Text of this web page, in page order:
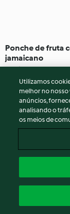
Ponche de fruta
jamaicano
Utilizamos
melhor no
anúncios,
analisando o
os meios de